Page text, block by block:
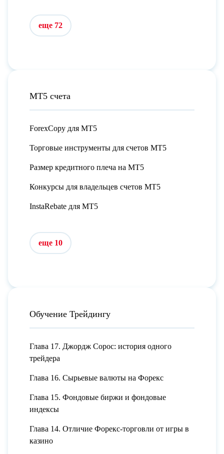
еще 72
МТ5 счета
ForexCopy для МТ5
Торговые инструменты для счетов МТ5
Размер кредитного плеча на МТ5
Конкурсы для владельцев счетов МТ5
InstaRebate для МТ5
еще 10
Обучение Трейдингу
Глава 17. Джордж Сорос: история одного
трейдера
Глава 16. Сырьевые валюты на Форекс
Глава 15. Фондовые биржи и фондовые
индексы
Глава 14. Отличие Форекс-торговли от игры в
казино